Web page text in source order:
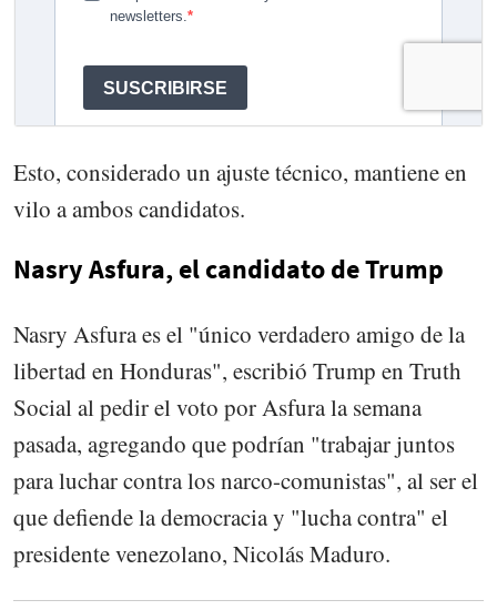
Esto, considerado un ajuste técnico, mantiene en
vilo a ambos candidatos.
Nasry Asfura, el candidato de Trump
Nasry Asfura es el "único verdadero amigo de la
libertad en Honduras", escribió Trump en Truth
Social al pedir el voto por Asfura la semana
pasada, agregando que podrían "trabajar juntos
para luchar contra los narco-comunistas", al ser el
que defiende la democracia y "lucha contra" el
presidente venezolano, Nicolás Maduro.